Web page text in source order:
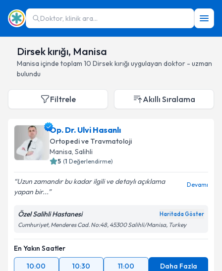
Doktor, klinik ara...
Dirsek kırığı, Manisa
Manisa içinde toplam 10 Dirsek kırığı uygulayan doktor - uzman
bulundu
Filtrele Akıllı Sıralama
Op. Dr. Ulvi Hasanlı
Ortopedi ve Travmatoloji
Manisa, Salihli
5 (1 Değerlendirme)
Uzun zamandır bu kadar ilgili ve detaylı açıklama
yapan bir...
Devamı
Özel Salihli Hastanesi Haritada Göster
Cumhuriyet, Menderes Cad. No:48, 45300 Salihli/Manisa, Turkey
En Yakın Saatler
10:00
10:30 11:00 Daha Fazla